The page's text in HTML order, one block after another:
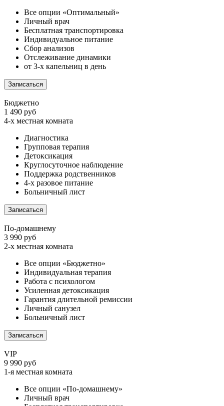
Все опции «Оптимальный»
Личный врач
Бесплатная транспортировка
Индивидуальное питание
Сбор анализов
Отслеживание динамики
от 3-х капельниц в день
Записаться
Бюджетно
1 490 руб
4-х местная комната
Диагностика
Групповая терапия
Детоксикация
Круглосуточное наблюдение
Поддержка родственников
4-х разовое питание
Больничный лист
Записаться
По-домашнему
3 990 руб
2-х местная комната
Все опции «Бюджетно»
Индивидуальная терапия
Работа с психологом
Усиленная детоксикация
Гарантия длительной ремиссии
Личный санузел
Больничный лист
Записаться
VIP
9 990 руб
1-я местная комната
Все опции «По-домашнему»
Личный врач